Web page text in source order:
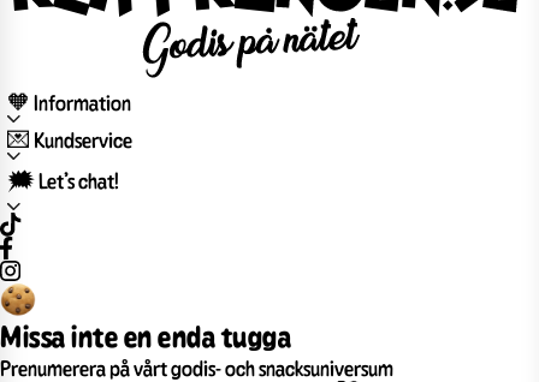
🧡 Information
💌 Kundservice
🗯️ Let’s chat!
Missa inte en enda tugga
Prenumerera på vårt godis- och snacksuniversum